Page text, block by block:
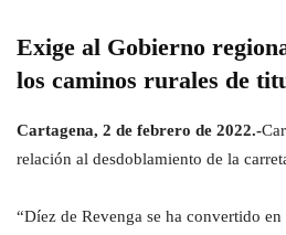
Exige al Gobierno
los caminos rurales de
Cartagena, 2 de febrero de 2022.-
relación al desdoblamiento de la
“Díez de Revenga se ha convertido